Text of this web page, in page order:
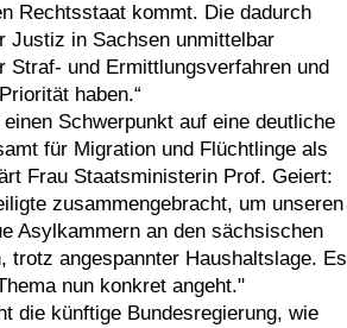
Rechtsstaat kommt. Die dadurch
Justiz in Sachsen unmittelbar
Straf- und Ermittlungsverfahren und
haben.“
Schwerpunkt auf eine deutliche
für Migration und Flüchtlinge als
Frau Staatsministerin Prof. Geiert:
zusammengebracht, um unseren
Asylkammern an den sächsischen
trotz angespannter Haushaltslage. Es
nun konkret angeht."
die künftige Bundesregierung, wie